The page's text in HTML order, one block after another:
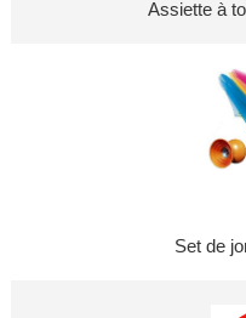
Assiette à
Set de